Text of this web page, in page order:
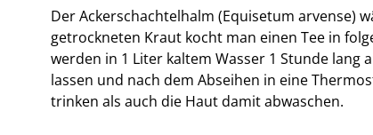
Der Ackerschachtelhalm (Equisetum arvense)
getrockneten Kraut kocht man einen Tee in
werden in 1 Liter kaltem Wasser 1 Stunde lang
lassen und nach dem Abseihen in eine
trinken als auch die Haut damit abwaschen.